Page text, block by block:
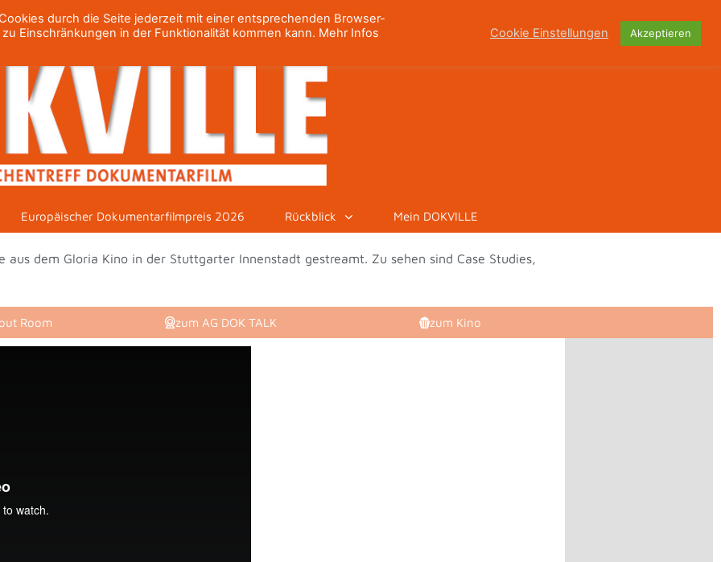
Europäischer Dokumentarfilmpreis 2026 Rückblick Mein DOKVILLE
dem Gloria Kino in der Stuttgarter Innenstadt gestreamt. Zu sehen sind Case Studies,
Room zum AG DOK TALK zum Kino
durch die Seite jederzeit mit einer entsprechenden Browser-
Einschränkungen in der Funktionalität kommen kann. Mehr Infos
Cookie Einstellungen Akzeptieren